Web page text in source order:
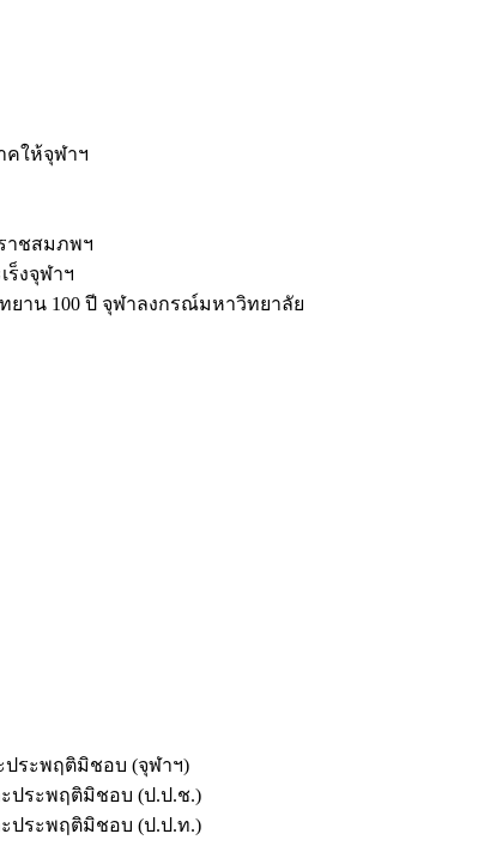
คให้จุฬาฯ
าชสมภพฯ
งจุฬาฯ
ยาน 100 ปี จุฬาลงกรณ์มหาวิทยาลัย
ประพฤติมิชอบ (จุฬาฯ)
ประพฤติมิชอบ (ป.ป.ช.)
ประพฤติมิชอบ (ป.ป.ท.)